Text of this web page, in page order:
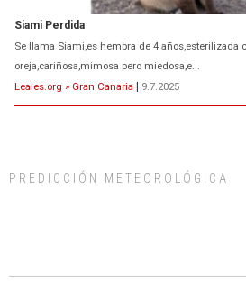
Siami Perdida
Se llama Siami,es hembra de 4 años,esterilizada
oreja,cariñosa,mimosa pero miedosa,e...
Leales.org » Gran Canaria | 9.7.2025
días, ella incluida...
PREDICCIÓN METEOROLÓGICA